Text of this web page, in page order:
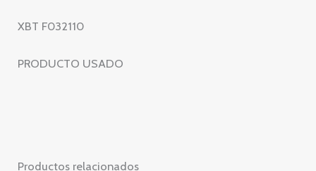
XBT F032110
PRODUCTO USADO
Productos relacionados